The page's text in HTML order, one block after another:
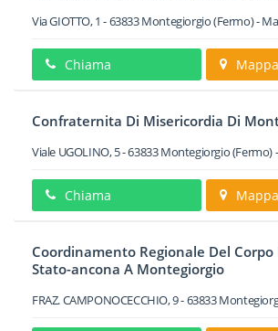
Via GIOTTO, 1 -63833Montegiorgio(Fermo) -
Chiama Mappa
Confraternita Di Misericordia Di
Viale UGOLINO, 5-63833Montegiorgio(Fermo) -
Chiama Mappa
Coordinamento Regionale Del Corpo
Stato-ancona A Montegiorgio
FRAZ. CAMPONOCECCHIO, 9-63833